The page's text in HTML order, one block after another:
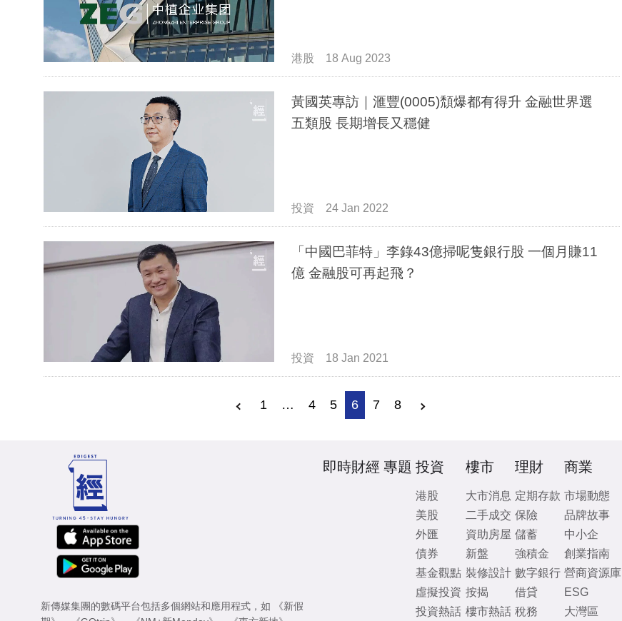
港股 18 Aug 2023
黃國英專訪｜滙豐(0005)頹爆都有得升 金融世界選
五類股 長期增長又穩健
投資 24 Jan 2022
「中國巴菲特」李錄43億掃呢隻銀行股 一個月賺11
億 金融股可再起飛？
投資 18 Jan 2021
1 … 4 5 6 7 8
新傳媒集團的數碼平台包括多個網站和應用程式，如
《新假
即時財經 專題 投資
港股
美股
外匯
債券
基金觀點
虛擬投資
投資熱話
樓市
大市消息
二手成交
資助房屋
新盤
裝修設計
按揭
樓市熱話
理財
定期存款
保險
儲蓄
強積金
數字銀行
借貸
稅務
商業
市場動態
品牌故事
中小企
創業指南
營商資源庫
ESG
大灣區